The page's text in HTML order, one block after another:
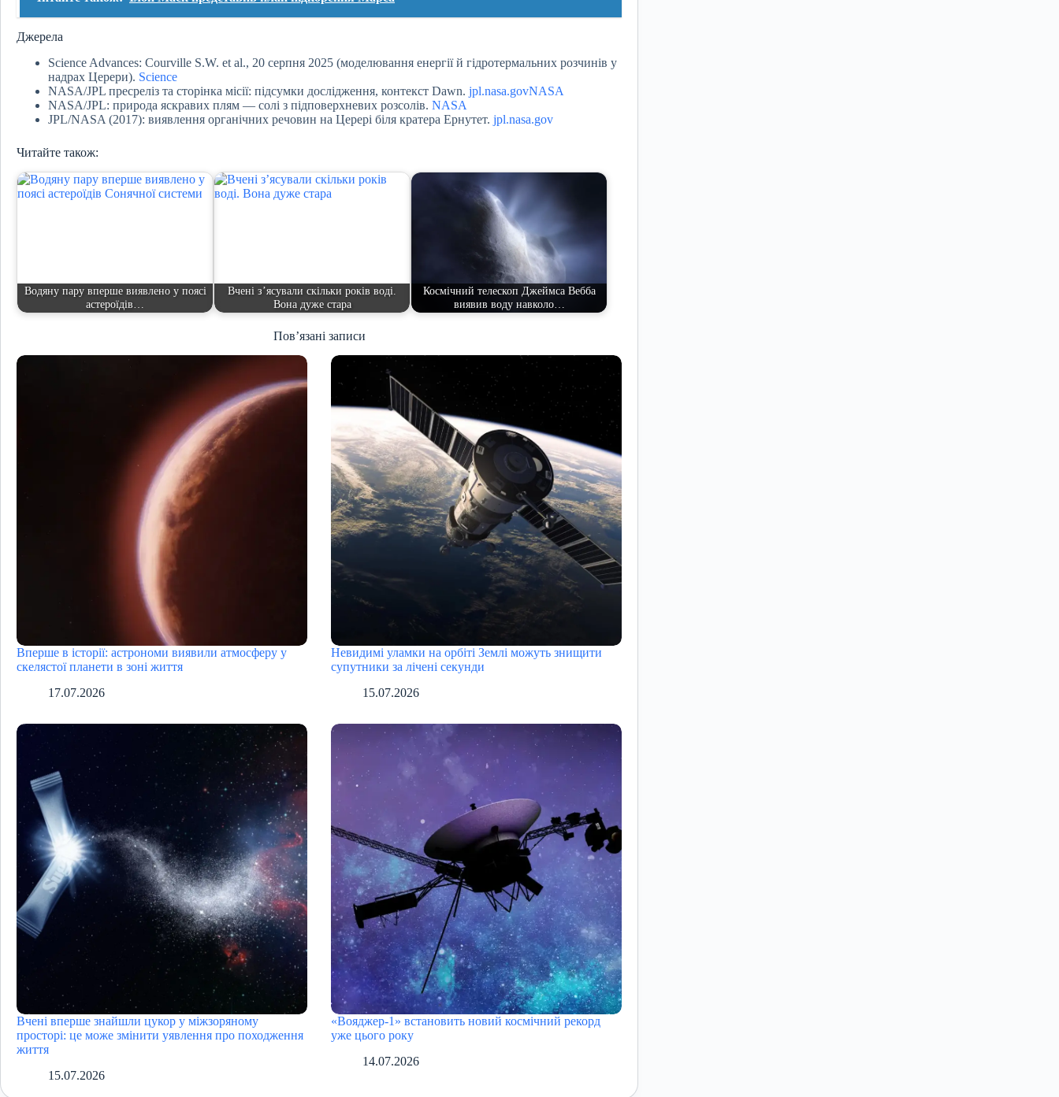
Джерела
Science Advances: Courville S.W. et al., 20 серпня 2025 (моделювання енергії й гідротермальних розчинів у
надрах Церери). Science
NASA/JPL пресреліз та сторінка місії: підсумки дослідження, контекст Dawn. jpl.nasa.govNASA
NASA/JPL: природа яскравих плям — солі з підповерхневих розсолів. NASA
JPL/NASA (2017): виявлення органічних речовин на Церері біля кратера Ернутет. jpl.nasa.gov
Читайте також:
Водяну пару вперше виявлено у поясі
астероїдів…
Вчені з’ясували скільки років воді.
Вона дуже стара
Космічний телескоп Джеймса Вебба
виявив воду навколо…
Пов’язані записи
Вперше в історії: астрономи виявили атмосферу у
скелястої планети в зоні життя
17.07.2026
Невидимі уламки на орбіті Землі можуть знищити
супутники за лічені секунди
15.07.2026
Вчені вперше знайшли цукор у міжзоряному
просторі: це може змінити уявлення про походження
життя
15.07.2026
«Вояджер-1» встановить новий космічний рекорд
уже цього року
14.07.2026